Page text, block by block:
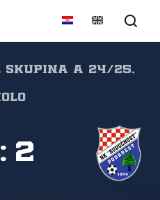
skupina A 24/25,
: 2